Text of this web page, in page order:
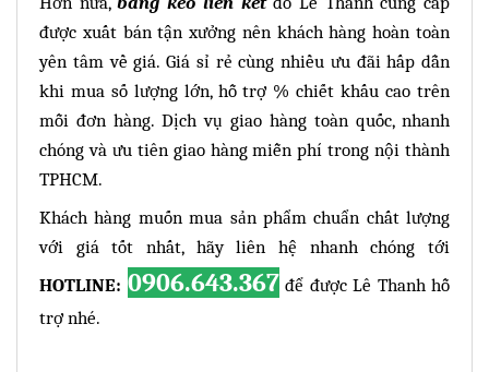
được xuất bán tận xưởng nên khách hàng hoàn toàn
yên tâm về giá. Giá sỉ rẻ cùng nhiều ưu đãi hấp dẫn
khi mua số lượng lớn, hỗ trợ % chiết khấu cao trên
mỗi đơn hàng. Dịch vụ giao hàng toàn quốc, nhanh
chóng và ưu tiên giao hàng miễn phí trong nội thành
TPHCM.
Khách hàng muốn mua sản phẩm chuẩn chất lượng
với giá tốt nhất, hãy liên hệ nhanh chóng tới
HOTLINE: 0906.643.367 để được Lê Thanh hỗ
trợ nhé.